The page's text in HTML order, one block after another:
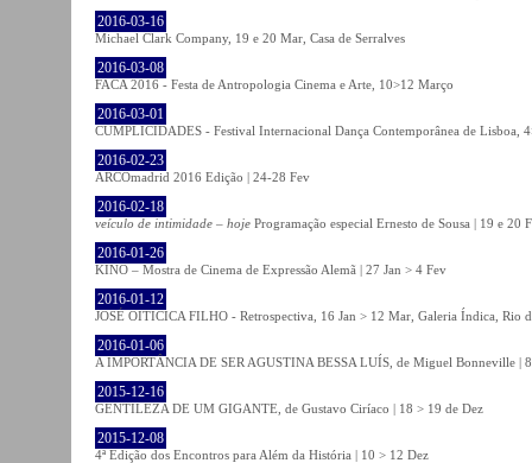
2016-03-16
Michael Clark Company, 19 e 20 Mar, Casa de Serralves
2016-03-08
FACA 2016 - Festa de Antropologia Cinema e Arte, 10>12 Março
2016-03-01
CUMPLICIDADES - Festival Internacional Dança Contemporânea de Lisboa,
2016-02-23
ARCOmadrid 2016 Edição | 24-28 Fev
2016-02-18
veículo de intimidade – hoje Programação especial Ernesto de Sousa | 19 e 20
2016-01-26
KINO – Mostra de Cinema de Expressão Alemã | 27 Jan > 4 Fev
2016-01-12
JOSÉ OITICICA FILHO - Retrospectiva, 16 Jan > 12 Mar, Galeria Índica, Rio
2016-01-06
A IMPORTÂNCIA DE SER AGUSTINA BESSA LUÍS, de Miguel Bonneville |
2015-12-16
GENTILEZA DE UM GIGANTE, de Gustavo Ciríaco | 18 > 19 de Dez
2015-12-08
4ª Edição dos Encontros para Além da História | 10 > 12 Dez